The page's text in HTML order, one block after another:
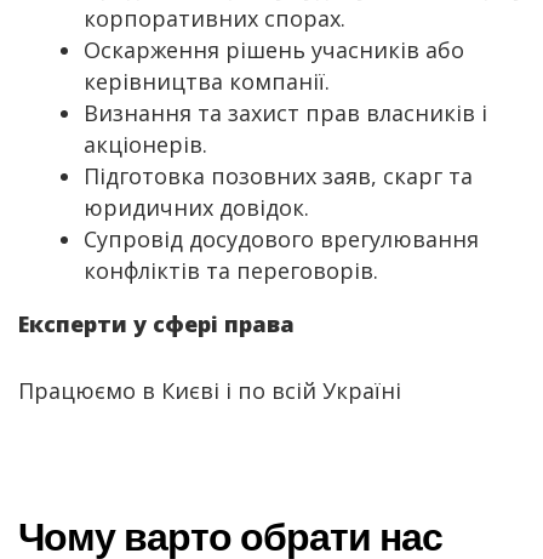
корпоративних спорах.
Оскарження рішень учасників або
керівництва компанії.
Визнання та захист прав власників і
акціонерів.
Підготовка позовних заяв, скарг та
юридичних довідок.
Супровід досудового врегулювання
конфліктів та переговорів.
Експерти у сфері права
Працюємо в Києві і по всій Україні
Чому варто обрати нас